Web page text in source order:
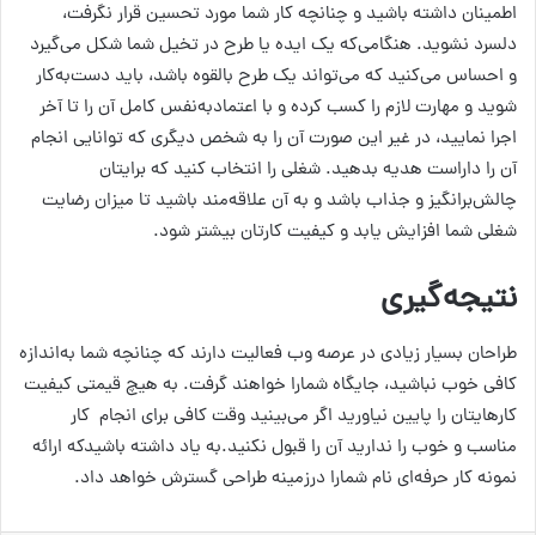
اطمینان داشته باشید و چنانچه کار شما مورد تحسین قرار نگرفت،
دلسرد نشوید. هنگامی‌که یک ایده یا طرح در تخیل شما شکل می‌گیرد
و احساس می‌کنید که می‌تواند یک طرح بالقوه باشد، باید دست‌به‌کار
شوید و مهارت لازم را کسب کرده و با اعتمادبه‌نفس کامل آن را تا آخر
اجرا نمایید، در غیر این صورت آن را به شخص دیگری که توانایی انجام
آن را داراست هدیه بدهید. شغلی را انتخاب کنید که برایتان
چالش‌برانگیز و جذاب باشد و به آن علاقه‌مند باشید تا میزان رضایت
شغلی شما افزایش یابد و کیفیت کارتان بیشتر شود.
نتیجه‌گیری
طراحان بسیار زیادی در عرصه وب فعالیت دارند که چنانچه شما به‌اندازه
کافی خوب نباشید، جایگاه شمارا خواهند گرفت. به هیچ قیمتی کیفیت
کارهایتان را پایین نیاورید اگر می‌بینید وقت کافی برای انجام کار
مناسب و خوب را ندارید آن را قبول نکنید.به یاد داشته باشیدکه ارائه
نمونه کار حرفه‌ای نام شمارا درزمینه طراحی گسترش خواهد داد.